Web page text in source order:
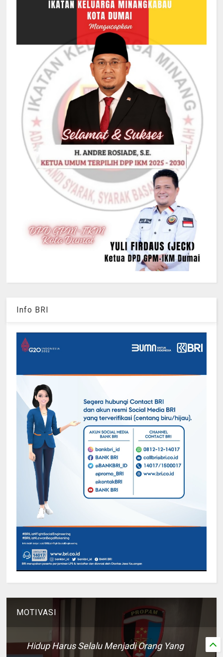
Info BRI
MOTIVASI
Hidup Harus Selalu Menjadi Orang Yang